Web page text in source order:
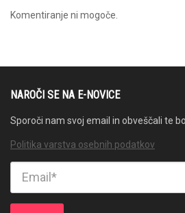
Komentiranje ni mogoče.
NAROČI SE NA E-NOVICE
Sporoči nam svoj email in obveščali te
Politika varstva osebnih podatkov